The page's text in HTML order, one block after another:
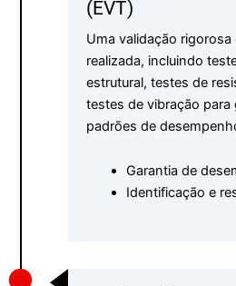
(EVT)
Uma validação
realizada, incluindo
estrutural, testes de
testes de vibração para
padrões de
Garantia de
Identificação e